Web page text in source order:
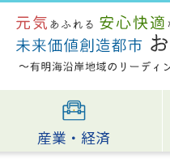
産業・経済